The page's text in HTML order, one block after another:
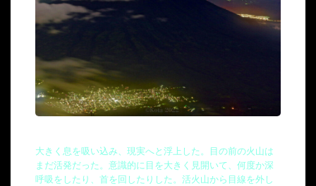
大きく息を吸い込み、現実へと浮上した。目の前の火山は
まだ活発だった。意識的に目を大きく見開いて、何度か深
呼吸をしたり、首を回したりした。活火山から目線を外し